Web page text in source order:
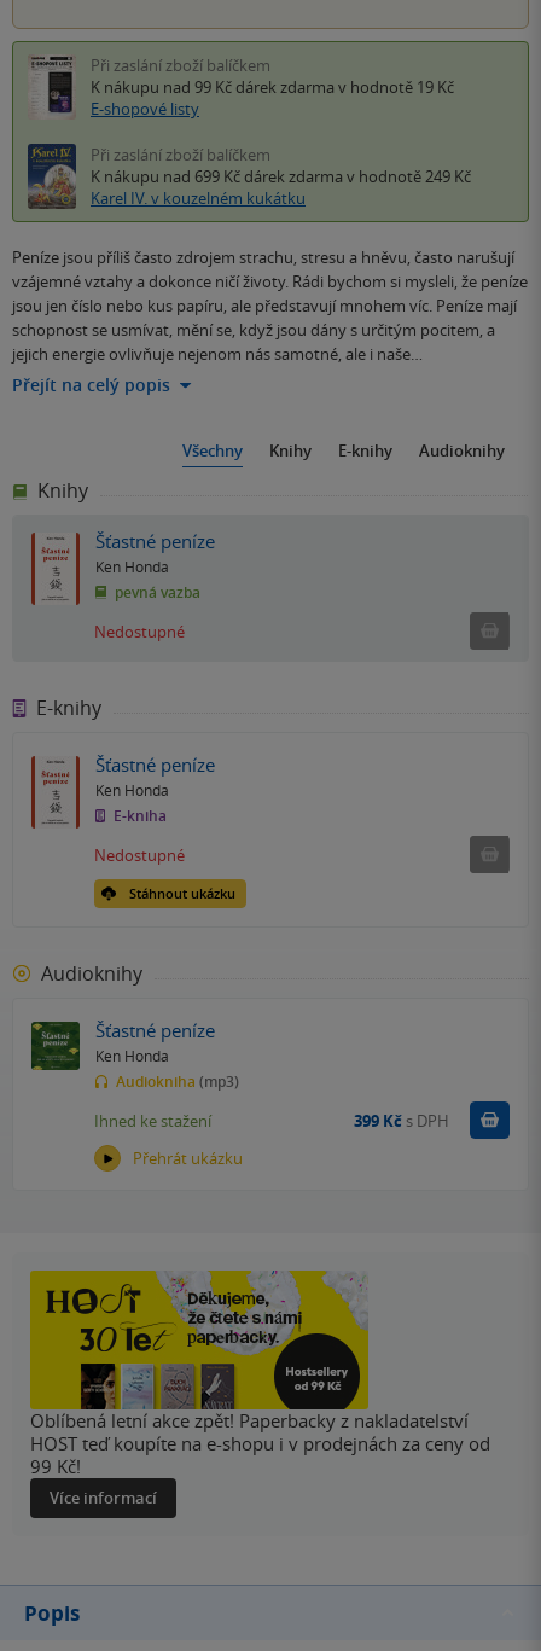
Při zaslání zboží balíčkem
K nákupu nad 99 Kč dárek zdarma v hodnotě 19 Kč
E-shopové listy
Při zaslání zboží balíčkem
K nákupu nad 699 Kč dárek zdarma v hodnotě 249 Kč
Karel IV. v kouzelném kukátku
Peníze jsou příliš často zdrojem strachu, stresu a hněvu, často narušují
vzájemné vztahy a dokonce ničí životy. Rádi bychom si mysleli, že peníze
jsou jen číslo nebo kus papíru, ale představují mnohem víc. Peníze mají
schopnost se usmívat, mění se, když jsou dány s určitým pocitem, a
jejich energie ovlivňuje nejenom nás samotné, ale i naše…
Přejít na celý popis
Všechny Knihy E-knihy Audioknihy
Knihy
Šťastné peníze
Ken Honda
pevná vazba
Nedostupné
E-knihy
Šťastné peníze
Ken Honda
E-kniha
Stáhnout ukázku
Nedostupné
Audioknihy
Šťastné peníze
Ken Honda
Audiokniha (mp3)
Přehrát ukázku
Ihned ke stažení 399 Kč s DPH Koupit
Oblíbená letní akce zpět! Paperbacky z nakladatelství
HOST teď koupíte na e-shopu i v prodejnách za ceny od
99 Kč!
Více informací
Popis